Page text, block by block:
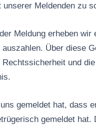
Meldenden zu
Meldung erheben wir
Über diese
Rechtssicherheit und
gemeldet hat, dass
gemeldet hat.